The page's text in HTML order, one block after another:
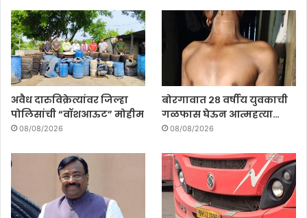
अवैध दारुविक्रेत्यांवर जिल्हा
पोलिसांची “वॉशआऊट” मोहीम
08/08/2026
बोरगावात २८ वर्षीय युवकाची
गळफास घेऊन आत्महत्या…
08/08/2026